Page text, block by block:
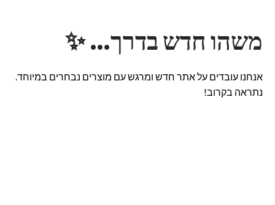
משהו חדש בדרך… ✨
אנחנו עובדים על אתר חדש ומרגש עם מוצרים נבחרים במיוחד.
נתראה בקרוב!